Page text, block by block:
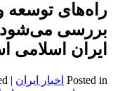
راه‌های توسعه
بررسی می‌شود/
ایران اسلامی
Posted in اخبار ایران |